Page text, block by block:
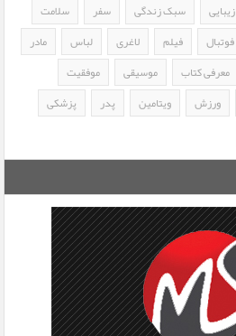
زیبایی سبک زندگی سفر
سلامت
فوتبال فیلم لاغری لباس
مادر
معرفی کتاب موسیقی
موفقیت
ورزش ویتامین پدر
پزشکی